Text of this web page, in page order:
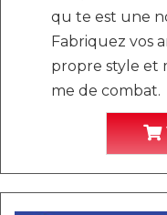
qu te est une
Fabriquez vos
propre style et
me de combat.